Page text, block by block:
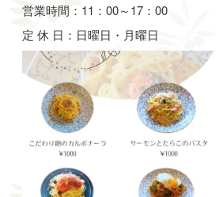
営業時間：11：00～17：00
定 休 日：日曜日・月曜日